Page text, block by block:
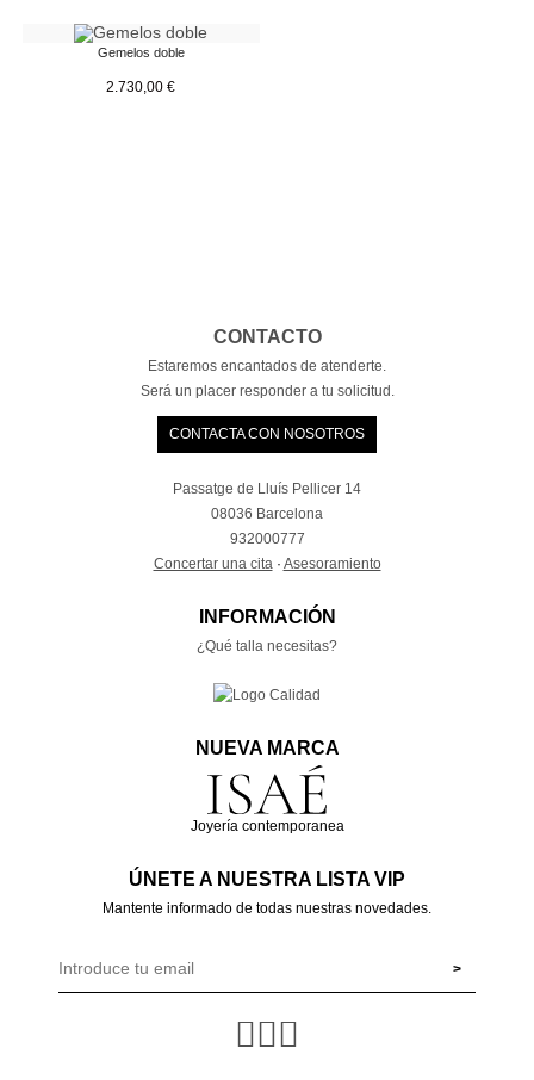
Gemelos doble
2.730,00€
CONTACTO
Estaremos encantados de atenderte.
Será un placer responder a tu solicitud.
CONTACTA CON NOSOTROS
Passatge de Lluís Pellicer 14
08036 Barcelona
932000777
Concertar una cita· Asesoramiento
INFORMACIÓN
¿Qué talla necesitas?
NUEVA MARCA
Joyería contemporanea
ÚNETE A NUESTRA LISTA VIP
Mantente informado de todas nuestras novedades.